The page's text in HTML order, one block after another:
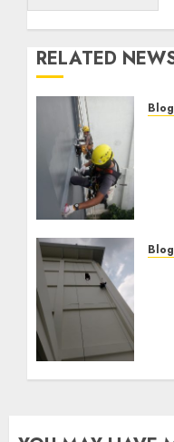
RELATED
Blog
Blog